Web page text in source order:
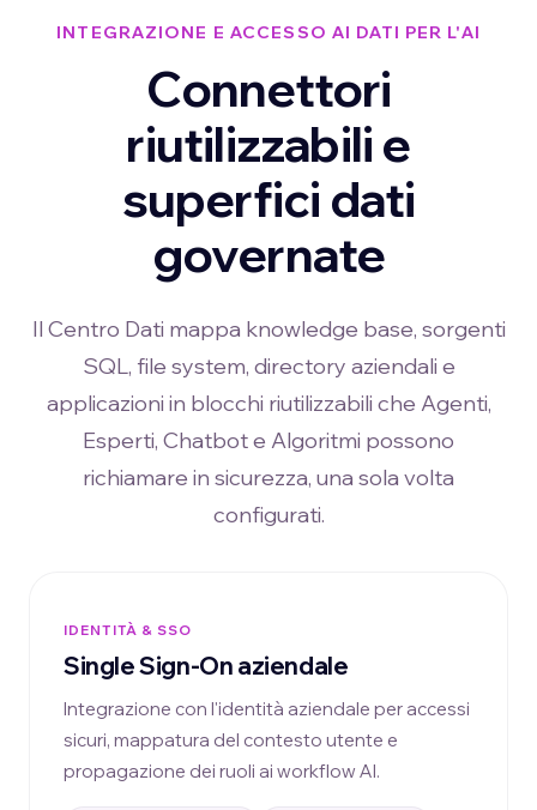
INTEGRAZIONE E ACCESSO AI DATI PER L'AI
Connettori
riutilizzabili e
superfici dati
governate
Il Centro Dati mappa knowledge base, sorgenti
SQL, file system, directory aziendali e
applicazioni in blocchi riutilizzabili che Agenti,
Esperti, Chatbot e Algoritmi possono
richiamare in sicurezza, una sola volta
configurati.
IDENTITÀ & SSO
Single Sign-On aziendale
Integrazione con l'identità aziendale per accessi
sicuri, mappatura del contesto utente e
propagazione dei ruoli ai workflow AI.